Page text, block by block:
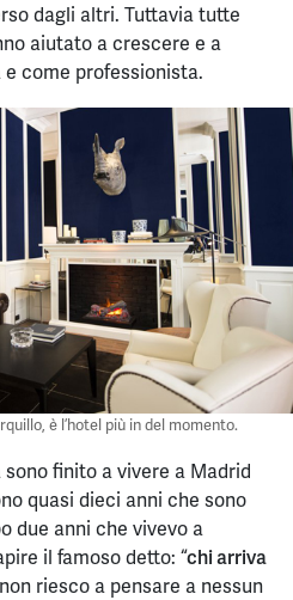
dagli altri. Tuttavia tutte
aiutato a crescere e a
come professionista.
è l’hotel più in del momento.
finito a vivere a Madrid
quasi dieci anni che sono
due anni che vivevo a
il famoso detto: “chi arriva
non riesco a pensare a nessun